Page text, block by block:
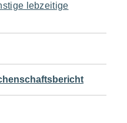
lebzeitige